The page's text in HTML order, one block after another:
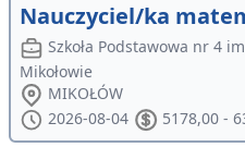
Nauczyciel/ka
Szkoła Podstawowa nr 4
Mikołowie
MIKOŁÓW
2026-08-04
5178,00 -